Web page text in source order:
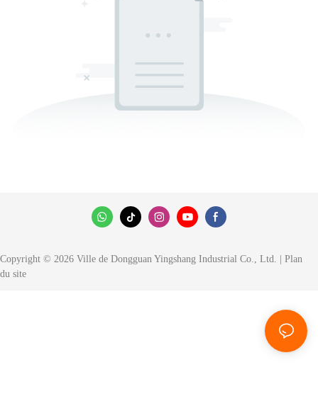
Copyright © 2026 Ville de Dongguan Yingshang Industrial Co., Ltd. | Plan
du site